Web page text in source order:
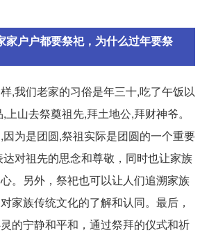
家户户都要祭祀，为什么过年要祭
,我们老家的习俗是年三十,吃了午饭以
山去祭奠祖先,拜土地公,拜财神爷。
为是团圆,祭祖实际是团圆的一个重要
对祖先的思念和尊敬，同时也让家族
。另外，祭祀也可以让人们追溯家族
家族传统文化的了解和认同。最后，
的宁静和平和，通过祭拜的仪式和祈